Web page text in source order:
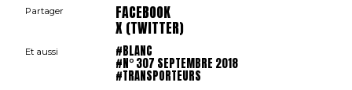
Partager FACEBOOK
X (TWITTER)
Et aussi #BLANC
#N° 307 SEPTEMBRE 2018
#TRANSPORTEURS